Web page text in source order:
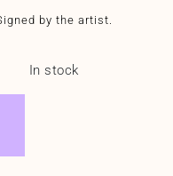
by the artist.
In stock